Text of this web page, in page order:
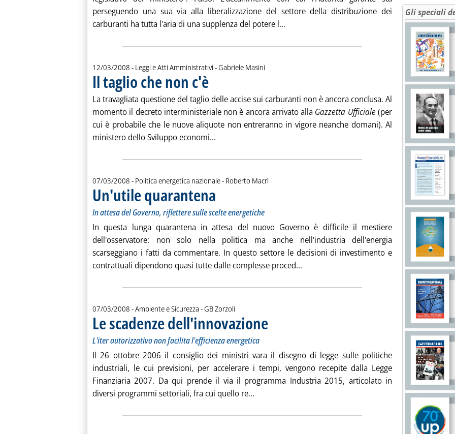
perseguendo una sua via alla liberalizzazione del settore della distribuzione dei
carburanti ha tutta l'aria di una supplenza del potere l... Leggi tutta la notizia: 'L'Antitrust fa saltare il
12/03/2008 - Leggi e Atti Amministrativi -di:
Gabriele Masini
Il taglio che non c'è
La travagliata questione del taglio delle accise sui carburanti non è ancora conclusa. Al
momento il decreto interministeriale non è ancora arrivato alla Gazzetta Ufficiale(per
cui è probabile che le nuove aliquote non entreranno in vigore neanche domani). Al
ministero dello Sviluppo economi...
07/03/2008 - Politica energetica nazionale - di:
Roberto Macrì
Un'utile quarantena
In attesa del Governo, riflettere sulle scelte energetiche
In questa lunga quarantena in attesa del nuovo Governo è difficile il mestiere
dell'osservatore: non solo nella politica ma anche nell'industria dell'energia
scarseggiano i fatti da commentare. In questo settore le decisioni di investimento e
contrattuali dipendono quasi tutte dalle complesse proced... Leggi tutta la notizia: 'Un'utile
07/03/2008 - Ambiente e Sicurezza -di:
GB Zorzoli
Le scadenze dell'innovazione . Sottotitolo: L'iter autorizzativo non facilita l'efficienza energetica
L'iter autorizzativo non facilita l'efficienza energetica
Il 26 ottobre 2006 il consiglio dei ministri vara il disegno di legge sulle politiche
industriali, le cui previsioni, per accelerare i tempi, vengono recepite dalla Legge
Finanziaria 2007. Da qui prende il via il programma Industria 2015, articolato in
diversi programmi settoriali, fra cui quello re... Leggi tutta la notizia: 'Le scadenze dell'innovazione'
Gli speciali